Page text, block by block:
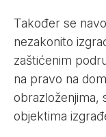
Također se
nezakonito
zaštićenim
na pravo na
obrazloženjima,
objektima